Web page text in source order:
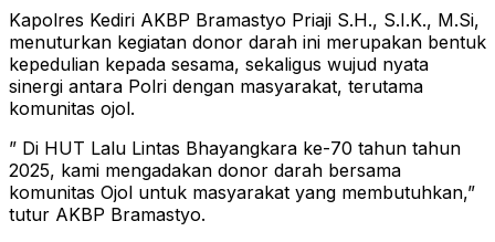
Kapolres Kediri AKBP Bramastyo Priaji S.H., S.I.K., M.Si,
menuturkan kegiatan donor darah ini merupakan bentuk
kepedulian kepada sesama, sekaligus wujud nyata
sinergi antara Polri dengan masyarakat, terutama
komunitas ojol.
” Di HUT Lalu Lintas Bhayangkara ke-70 tahun tahun
2025, kami mengadakan donor darah bersama
komunitas Ojol untuk masyarakat yang membutuhkan,”
tutur AKBP Bramastyo.